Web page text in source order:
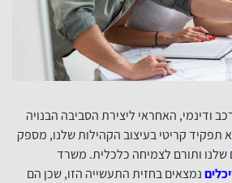
ודינמי, האחראי ליצירת הסביבה הבנויה
תפקיד קריטי בעיצוב הקהילות שלנו, מספק
שלנו ותורם לצמיחה כלכלית. משרד
נמצאים בחזית התעשייה הזו, שכן הם